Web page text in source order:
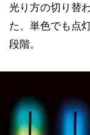
光り方の切り替
た、単色でも点
段階。